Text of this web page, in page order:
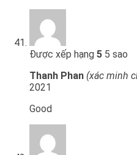
Được xếp hạng 5 5 sao
Thanh Phan (xác minh
2021
Good